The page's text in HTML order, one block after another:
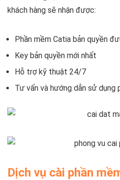
khách hàng sẽ nhận được:
Phần mềm Catia bản quyền
Key bản quyền mới nhất
Hỗ trợ kỹ thuật 24/7
Tư vấn và hướng dẫn sử dụng
Dịch vụ cài phần